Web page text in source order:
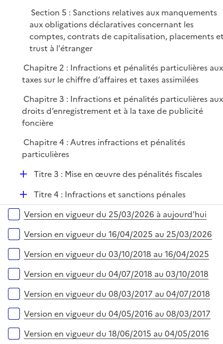
Section 5 : Sanctions relatives aux manquements
aux obligations déclaratives concernant les
comptes, contrats de capitalisation, placements
trust à l'étranger
Chapitre 2 : Infractions et pénalités particulières aux
taxes sur le chiffre d’affaires et taxes assimilées
Chapitre 3 : Infractions et pénalités particulières aux
droits d’enregistrement et à la taxe de publicité
foncière
Chapitre 4 : Autres infractions et pénalités
particulières
D
l
i
e
Titre 3 : Mise en œuvre des pénalités fiscales
D
é
p
l
i
e
Titre 4 : Infractions et sanctions pénales
Versions sur la période
Version en vigueur du 25/03/2026 à aujourd'hui
Version en vigueur du 16/04/2025 au 25/03/2026
Version en vigueur du 03/10/2018 au 16/04/2025
Version en vigueur du 04/07/2018 au 03/10/2018
Version en vigueur du 08/03/2017 au 04/07/2018
Version en vigueur du 04/05/2016 au 08/03/2017
Version en vigueur du 18/06/2015 au 04/05/2016